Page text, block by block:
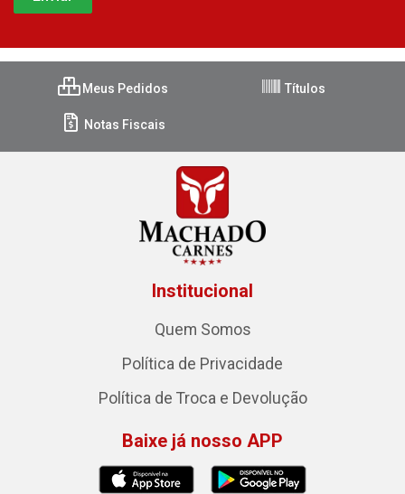
Meus Pedidos Títulos
Notas Fiscais
Institucional
Quem Somos
Política de Privacidade
Política de Troca e Devolução
Baixe já nosso APP